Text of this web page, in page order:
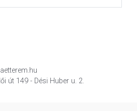
út 149 - Dési Huber u. 2.